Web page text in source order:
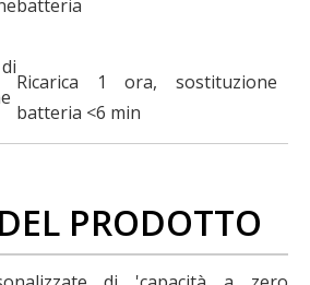
batteria
Ricarica 1 ora, sostituzione
batteria <6 min
PRODOTTO